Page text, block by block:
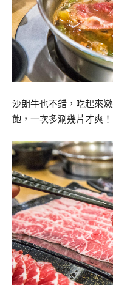
沙朗牛也不錯，吃起來
飽，一次多涮幾片才爽！